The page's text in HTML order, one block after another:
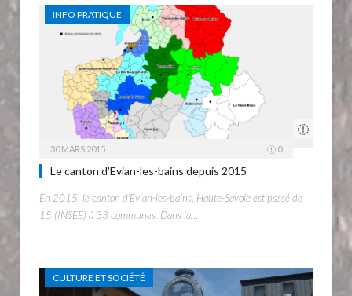
INFO PRATIQUE
30 MARS 2015 0
Le canton d’Evian-les-bains depuis 2015
En 2015, le canton d’Evian-les-bains, Haute-Savoie est passé de
15 (INSEE) à 33 communes. Dans la…
CULTURE ET SOCIÉTÉ